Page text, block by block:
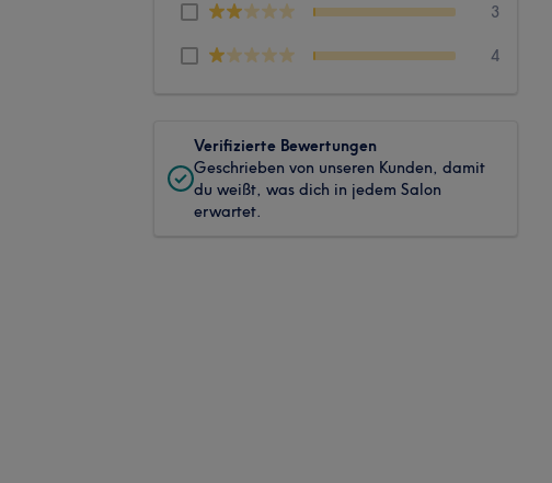
3
4
Verifizierte Bewertungen
Geschrieben von unseren Kunden, damit
du weißt, was dich in jedem Salon
erwartet.